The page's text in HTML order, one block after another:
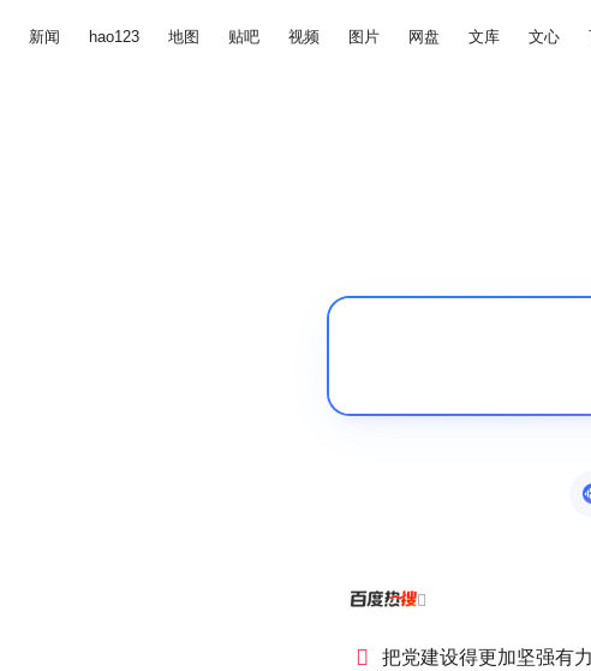
新闻 hao123 地图 贴吧 视频 图片 网盘 文库 文心

 把党建设得更加坚强有力